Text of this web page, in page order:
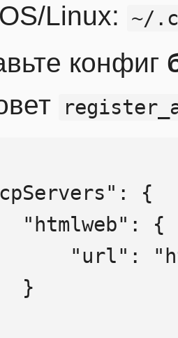
Linux: ~/
конфиг